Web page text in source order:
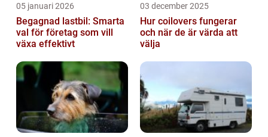
05 januari 2026
Begagnad lastbil: Smarta
val för företag som vill
växa effektivt
03 december 2025
Hur coilovers fungerar
och när de är värda att
välja